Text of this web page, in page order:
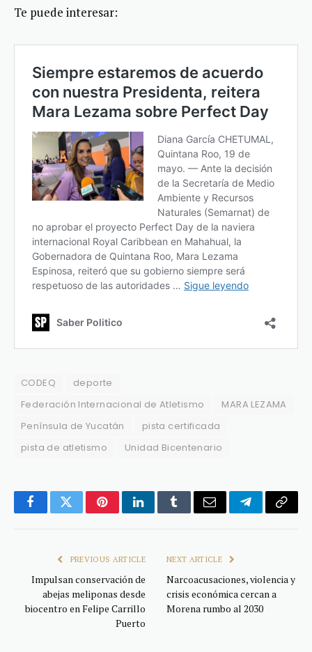
Te puede interesar:
CODEQ
deporte
Federación Internacional de Atletismo
MARA LEZAMA
Península de Yucatán
pista certificada
pista de atletismo
Unidad Bicentenario
FacebookTwitterPinterestLinkedInTumblrEmail TelegramCopy
PREVIOUS ARTICLE
Impulsan conservación de
abejas meliponas desde
biocentro en Felipe Carrillo
Puerto
NEXT ARTICLE
Narcoacusaciones, violencia y
crisis económica cercan a
Morena rumbo al 2030